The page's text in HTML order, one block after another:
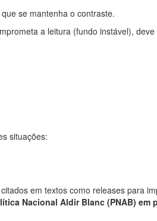
se mantenha o contraste.
a leitura (fundo instável),
situações:
em textos como releases para
Nacional Aldir Blanc (PNAB) em